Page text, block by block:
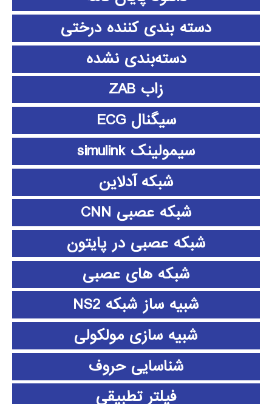
دسته بندی کننده درختی
دسته‌بندی نشده
زاب ZAB
سیگنال ECG
سیمولینک simulink
شبکه آدلاین
شبکه عصبی CNN
شبکه عصبی در پایتون
شبکه های عصبی
شبیه ساز شبکه NS2
شبیه سازی مولکولی
شناسایی حروف
فیلتر تطبیقی